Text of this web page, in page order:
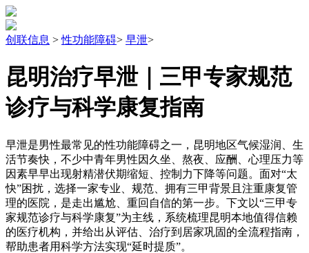
创联信息 >性功能障碍> 早泄>
昆明治疗早泄｜三甲专家规范
诊疗与科学康复指南
早泄是男性最常见的性功能障碍之一，昆明地区气候湿润、生
活节奏快，不少中青年男性因久坐、熬夜、应酬、心理压力等
因素早早出现射精潜伏期缩短、控制力下降等问题。面对“太
快”困扰，选择一家专业、规范、拥有三甲背景且注重康复管
理的医院，是走出尴尬、重回自信的第一步。下文以“三甲专
家规范诊疗与科学康复”为主线，系统梳理昆明本地值得信赖
的医疗机构，并给出从评估、治疗到居家巩固的全流程指南，
帮助患者用科学方法实现“延时提质”。